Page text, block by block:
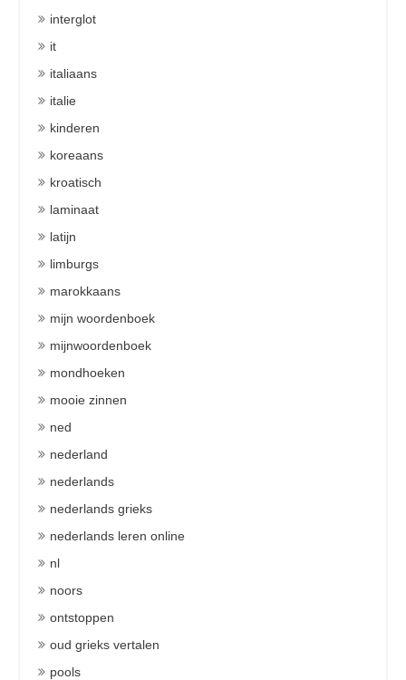
interglot
it
italiaans
italie
kinderen
koreaans
kroatisch
laminaat
latijn
limburgs
marokkaans
mijn woordenboek
mijnwoordenboek
mondhoeken
mooie zinnen
ned
nederland
nederlands
nederlands grieks
nederlands leren online
nl
noors
ontstoppen
oud grieks vertalen
pools